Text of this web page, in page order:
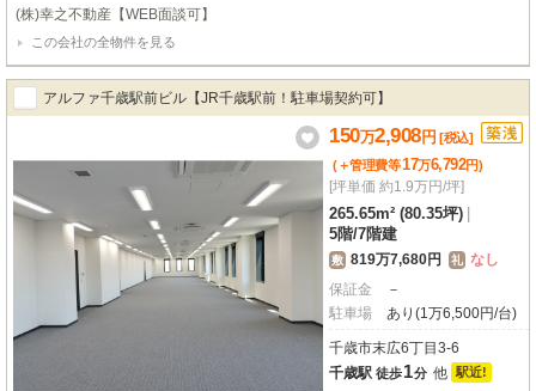
約もご相談可能です。現在の募集区画は13坪、41坪、52坪、80坪、146坪と
なっております。※区画分割、増床もご相談ください！【OAフロア、エレベ
ーター2基、1階に喫煙室あり】契約期間：定期借家3年～。お気軽にお問合せ
下さいませ！ 【土日祝も営業しております！】
(株)幸之不動産【WEB面談可】
この会社の全物件を見る
アルファ千歳駅前ビル【JR千歳駅前！駐車場契約可】
150万2,908円 [税込]
(＋管理費等17万6,792円)
[坪単価 約1.9万円/坪]
265.65m² (80.35坪)
5階/7階建
敷 819万7,680円 礼 なし
保証金
－
駐車場
あり(1万6,500円/台)
千歳市末広6丁目3-6
千歳駅 徒歩1分 他 駅近!